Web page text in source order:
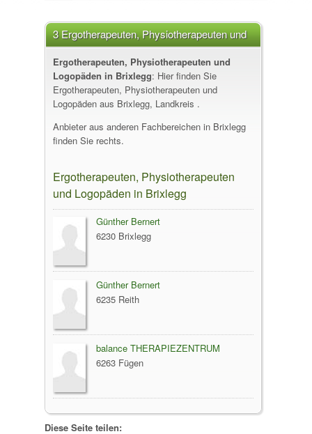
3 Ergotherapeuten, Physiotherapeuten und
Logopäden in Brixlegg
Ergotherapeuten, Physiotherapeuten und
Logopäden in Brixlegg: Hier finden Sie
Ergotherapeuten, Physiotherapeuten und
Logopäden aus Brixlegg, Landkreis .
Anbieter aus anderen Fachbereichen in Brixlegg
finden Sie rechts.
Ergotherapeuten, Physiotherapeuten
und Logopäden in Brixlegg
Günther Bernert
6230 Brixlegg
Günther Bernert
6235 Reith
balance THERAPIEZENTRUM
6263 Fügen
Diese Seite teilen: